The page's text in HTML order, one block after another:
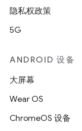
隐私权政策
5G
ANDROID 设备
大屏幕
Wear OS
ChromeOS 设备